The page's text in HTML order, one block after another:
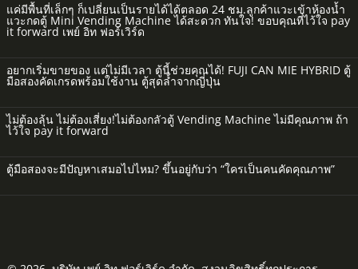
แค่มีพื้นที่เล็กๆ ก็เปลี่ยนเป็นรายได้ได้ตลอด 24 ชม.ลูกค้าแวะเข้าห้องน้ำ
แวะกดตู้ Mini Vending Machine ได้สะดวก ทันใจ! ขอบคุณที่ไว้ใจ pay
it forward เพย์ อิท ฟอร์เวิร์ด
อยากเริ่มขายของ แต่ไม่มีเวลา ตู้นี้ช่วยคุณได้! FUJI CAN MIE HYBRID ตู้
มือสองคัดเกรดพร้อมใช้งาน ตู้สุดล้ำจากญี่ปุ่น
ไม่ต้องลุ้น ไม่ต้องเสี่ยง!ไม่ต้องกลัวตู้ Vending Machine ไม่มีคุณภาพ ถ้า
ไว้ใจ pay it forward
ตู้มือสองจะมีปัญหาเสมอไปไหม? ขึ้นอยู่กับว่า “ใครเป็นคนคัดคุณภาพ”